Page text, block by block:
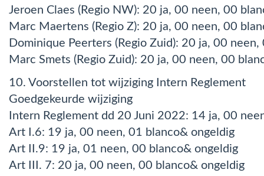
Jeroen Claes (Regio NW): 20 ja, 00 neen, 00
Marc Maertens (Regio Z): 20 ja, 00 neen, 00
Dominique Peerters (Regio Zuid): 20 ja, 00
Marc Smets (Regio Zuid): 20 ja, 00 neen, 00
10. Voorstellen tot wijziging Intern Reglement
Goedgekeurde wijziging
Intern Reglement dd 20 Juni 2022: 14 ja, 00
Art I.6: 19 ja, 00 neen, 01 blanco& ongeldig
Art II.9: 19 ja, 01 neen, 00 blanco& ongeldig
Art III. 7: 20 ja, 00 neen, 00 blanco& ongeldig